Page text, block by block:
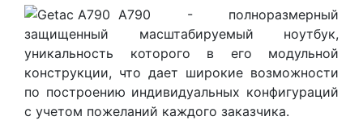
А790 - полноразмерный
защищенный масштабируемый ноутбук,
уникальность которого в его модульной
конструкции, что дает широкие возможности
по построению индивидуальных конфигураций
с учетом пожеланий каждого заказчика.